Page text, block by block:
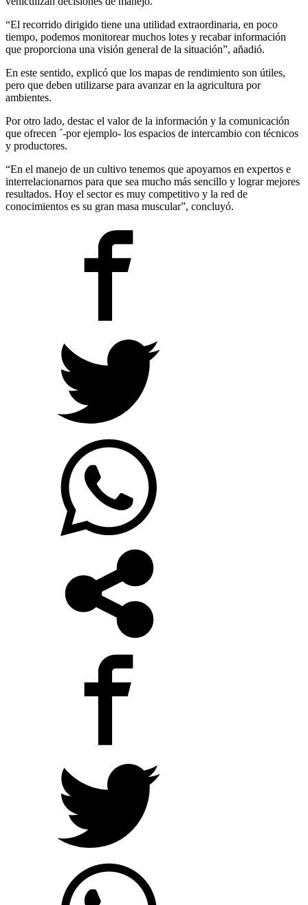
“El recorrido dirigido tiene una utilidad extraordinaria, en poco
tiempo, podemos monitorear muchos lotes y recabar información
que proporciona una visión general de la situación”, añadió.
En este sentido, explicó que los mapas de rendimiento son útiles,
pero que deben utilizarse para avanzar en la agricultura por
ambientes.
Por otro lado, destac el valor de la información y la comunicación
que ofrecen ´-por ejemplo- los espacios de intercambio con técnicos
y productores.
“En el manejo de un cultivo tenemos que apoyarnos en expertos e
interrelacionarnos para que sea mucho más sencillo y lograr mejores
resultados. Hoy el sector es muy competitivo y la red de
conocimientos es su gran masa muscular”, concluyó.